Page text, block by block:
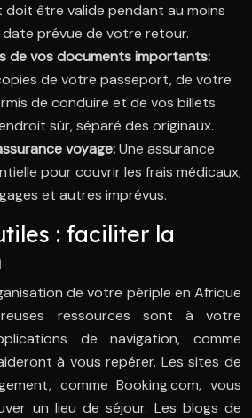
être valide pendant au moins
date prévue de votre retour.
de vos documents importants:
de votre passeport, de votre
de conduire et de vos billets
sûr, séparé des originaux.
voyage:Une assurance
pour couvrir les frais médicaux,
et autres imprévus.
: faciliter la
de votre périple en Afrique
ressources sont à votre
de navigation, comme
à vous repérer. Les sites de
comme Booking.com, vous
un lieu de séjour. Les blogs de